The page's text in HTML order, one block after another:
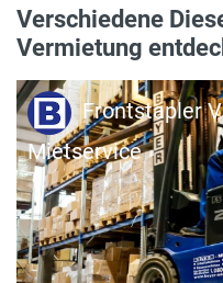
optional
Bereifung
Vollgummi
Radstand
1.63 m
2.2 m
Verschiedene
Vermietung
Frontstapler
Mietservice